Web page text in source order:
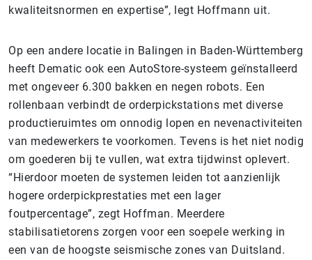
kwaliteitsnormen en expertise”, legt Hoffmann uit.
Op een andere locatie in Balingen in Baden-Württemberg
heeft Dematic ook een AutoStore-systeem geïnstalleerd
met ongeveer 6.300 bakken en negen robots. Een
rollenbaan verbindt de orderpickstations met diverse
productieruimtes om onnodig lopen en nevenactiviteiten
van medewerkers te voorkomen. Tevens is het niet nodig
om goederen bij te vullen, wat extra tijdwinst oplevert.
“Hierdoor moeten de systemen leiden tot aanzienlijk
hogere orderpickprestaties met een lager
foutpercentage”, zegt Hoffman. Meerdere
stabilisatietorens zorgen voor een soepele werking in
een van de hoogste seismische zones van Duitsland.